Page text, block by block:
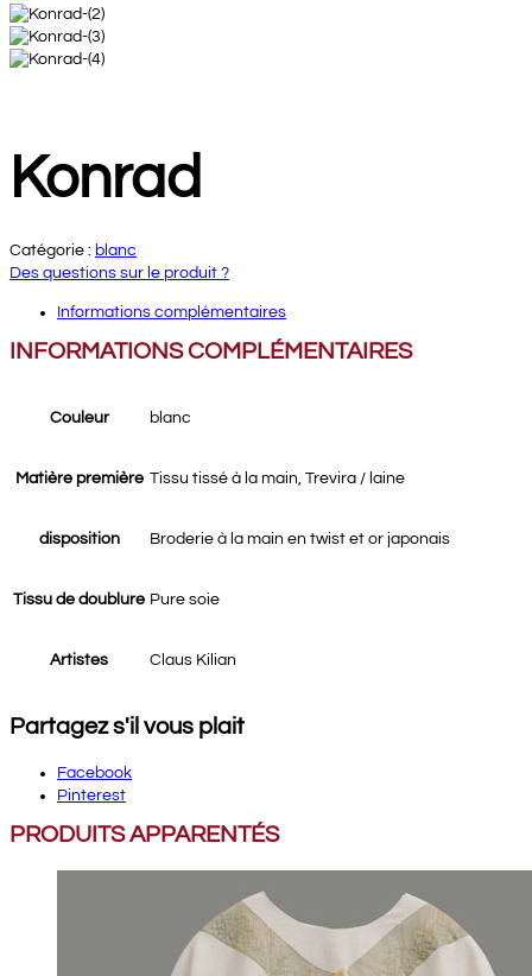
Konrad
Catégorie : blanc
Des questions sur le produit ?
Informations complémentaires
INFORMATIONS COMPLÉMENTAIRES
Couleur blanc
Matière première Tissu tissé à la main, Trevira / laine
disposition Broderie à la main en twist et or japonais
Tissu de doublure Pure soie
Artistes Claus Kilian
Partagez s'il vous plait
Facebook
Pinterest
PRODUITS APPARENTÉS